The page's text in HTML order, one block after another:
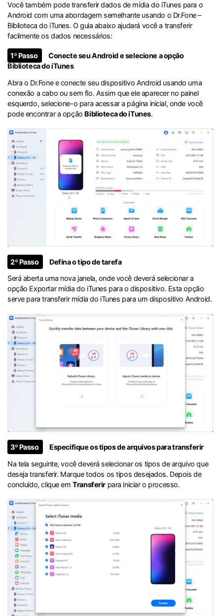
Você também pode transferir dados de mídia do iTunes para o
Android com uma abordagem semelhante usando o Dr.Fone –
Biblioteca do iTunes. O guia abaixo ajudará você a transferir
facilmente os dados necessários:
1º Passo
Conecte seu Android e selecione a opção
Biblioteca do iTunes
Abra o Dr.Fone e conecte seu dispositivo Android usando uma
conexão a cabo ou sem fio. Assim que ele aparecer no painel
esquerdo, selecione-o para acessar a página inicial, onde você
pode encontrar a opção Biblioteca do iTunes.
2º Passo
Defina o tipo de tarefa
Será aberta uma nova janela, onde você deverá selecionar a
opção Exportar mídia do iTunes para o dispositivo. Esta opção
serve para transferir mídia do iTunes para um dispositivo Android.
3º Passo
Especifique os tipos de arquivos para transferir
Na tela seguinte, você deverá selecionar os tipos de arquivo que
deseja transferir. Marque todos os tipos desejados. Depois de
concluído, clique emTransferir para iniciar o processo.